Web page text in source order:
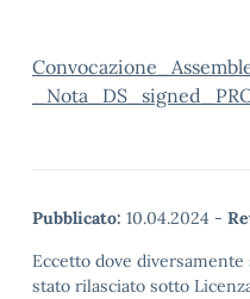
Pubblicato: 10.04.2024 -
Eccetto dove
stato rilasciato sotto